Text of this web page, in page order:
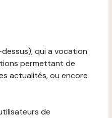
qui a vocation
permettant de
actualités, ou encore
de